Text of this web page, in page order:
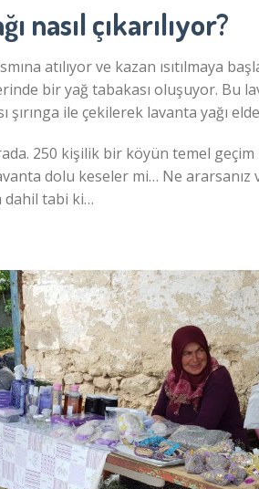
nasıl çıkarılıyor?
atılıyor ve kazan ısıtılmaya
bir yağ tabakası oluşuyor. Bu
şırınga ile çekilerek lavanta yağı
250 kişilik bir köyün temel
dolu keseler mi… Ne
dahil tabi ki…